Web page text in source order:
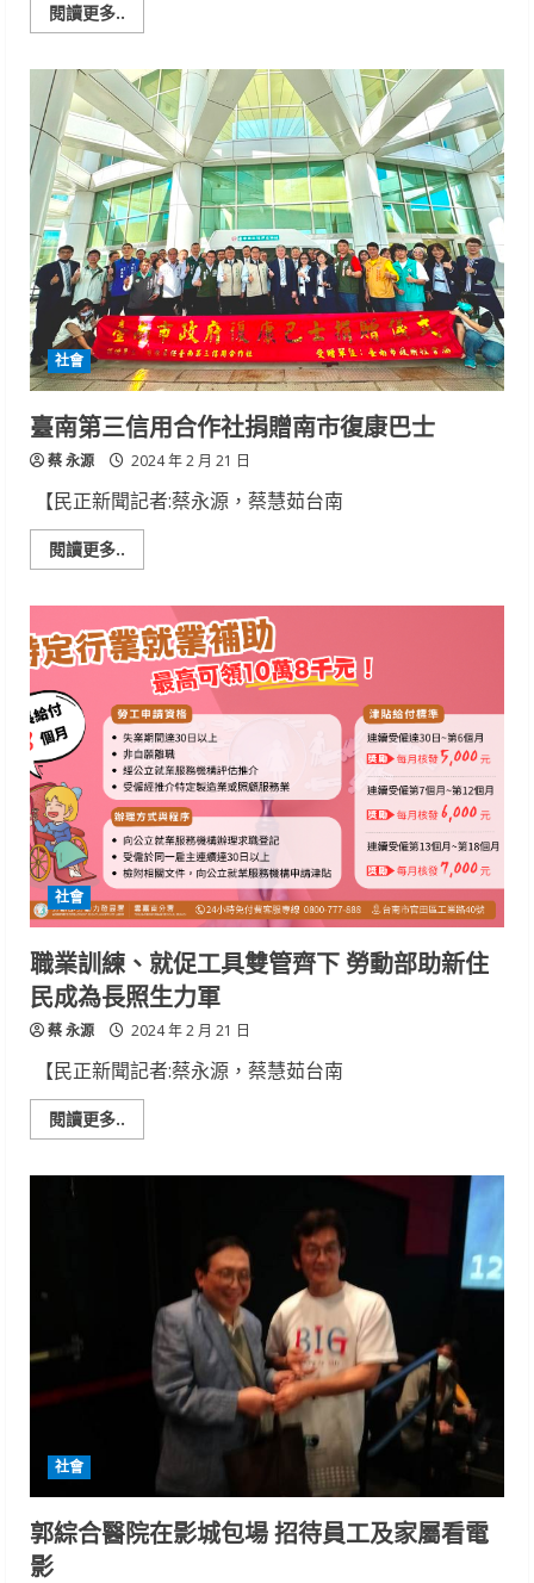
閱讀更多..
more
嘉
南
分
署
辦
多
元
就
業
方
案
提
案
說
明
會
社會
臺南第三信用合作社捐贈南市復康巴士
蔡 永源 2024 年 2 月 21 日
【民正新聞記者:蔡永源，蔡慧茹台南
閱讀更多..
more
第
三
信
作
社
捐
贈
南
市
復
康
巴
士
社會
職業訓練、就促工具雙管齊下 勞動部助新住
民成為長照生力軍
蔡 永源 2024 年 2 月 21 日
【民正新聞記者:蔡永源，蔡慧茹台南
閱讀更多..
more
動
為
長
照
生
社會
郭綜合醫院在影城包場 招待員工及家屬看電
影